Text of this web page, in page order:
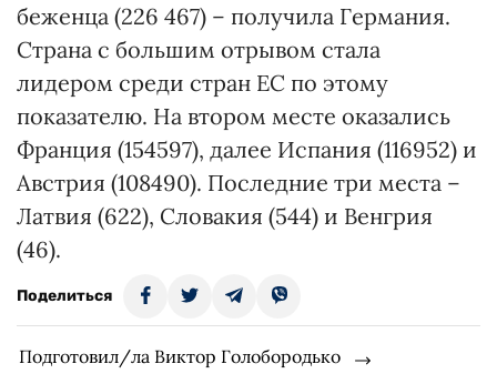
беженца (226 467) – получила Германия.
Страна с большим отрывом стала
лидером среди стран ЕС по этому
показателю. На втором месте оказались
Франция (154597), далее Испания (116952) и
Австрия (108490). Последние три места –
Латвия (622), Словакия (544) и Венгрия
(46).
Поделиться
Подготовил/ла Виктор Голобородько